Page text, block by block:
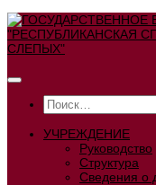
Перейти
к
содержимому
Найти:
УЧРЕЖДЕНИЕ
Руководство
Структура
Сведения о